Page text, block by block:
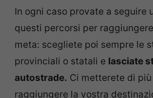
In ogni caso provate a seguire
questi percorsi per
meta: scegliete poi sempre le
provinciali o statali e lasciate
autostrade. Ci metterete di più
raggiungere la vostra